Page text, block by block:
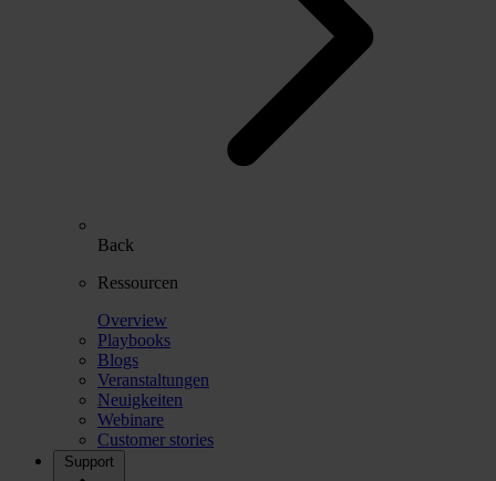
Back
Ressourcen
Overview
Playbooks
Blogs
Veranstaltungen
Neuigkeiten
Webinare
Customer stories
Support